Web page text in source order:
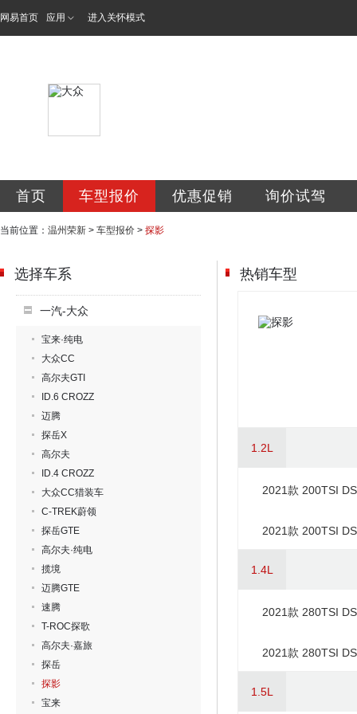
网易首页 应用 进入关怀模式
首页 车型报价 优惠促销 询价试驾
当前位置： 温州荣新 > 车型报价 > 探影
选择车系
一汽-大众
宝来·纯电
大众CC
高尔夫GTI
ID.6 CROZZ
迈腾
探岳X
高尔夫
ID.4 CROZZ
大众CC猎装车
C-TREK蔚领
探岳GTE
高尔夫·纯电
揽境
迈腾GTE
速腾
T-ROC探歌
高尔夫·嘉旅
探岳
探影
宝来
热销车型
1.2L
2021款 200TSI
2021款 200TSI
1.4L
2021款 280TSI
2021款 280TSI
1.5L